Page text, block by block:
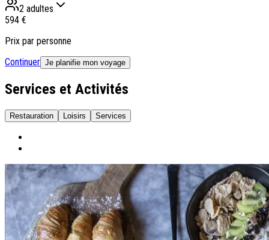
2 adultes
594 €
Prix par personne
Continuer Je planifie mon voyage
Services et Activités
Restauration Loisirs Services